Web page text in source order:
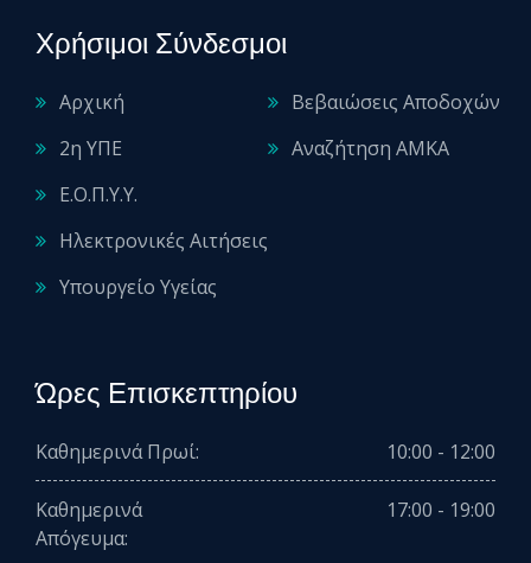
Χρήσιμοι Σύνδεσμοι
Αρχική
2η ΥΠΕ
Ε.Ο.Π.Υ.Υ.
Ηλεκτρονικές Αιτήσεις
Υπουργείο Υγείας
Βεβαιώσεις Αποδοχών
Αναζήτηση ΑΜΚΑ
Ώρες Επισκεπτηρίου
Καθημερινά Πρωί: 10:00 - 12:00
Καθημερινά
Απόγευμα:
17:00 - 19:00